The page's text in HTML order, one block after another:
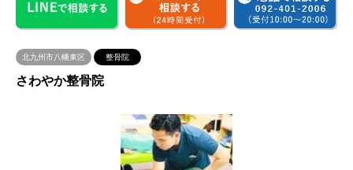
北九州市八幡東区 整骨院
さわやか整骨院